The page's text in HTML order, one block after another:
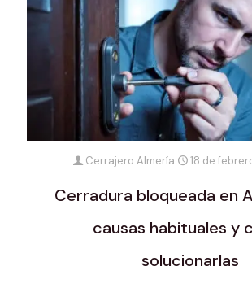
Cerrajero Almería 18 de
Cerradura bloqueada en
causas habituales y
solucionarlas